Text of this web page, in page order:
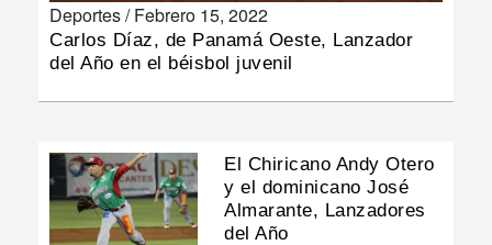
Deportes /Febrero 15, 2022
Carlos Díaz, de Panamá Oeste, Lanzador
del Año en el béisbol juvenil
El Chiricano Andy Otero
y el dominicano José
Almarante, Lanzadores
del Año